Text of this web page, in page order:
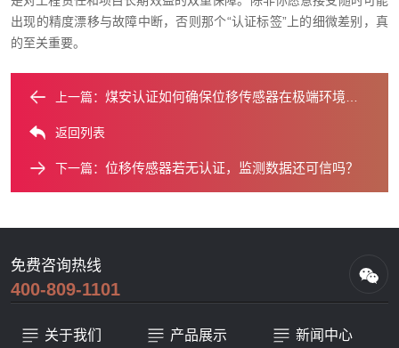
出现的精度漂移与故障中断，否则那个“认证标签”上的细微差别，真
的至关重要。
上一篇： 煤安认证如何确保位移传感器在极端环境下可靠？
返回列表
下一篇： 位移传感器若无认证，监测数据还可信吗？
免费咨询热线
400-809-1101
关于我们 产品展示 新闻中心